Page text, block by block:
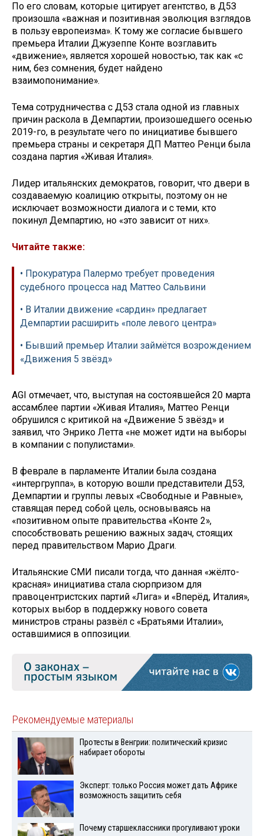
По его словам, которые цитирует агентство, в Д5З
произошла «важная и позитивная эволюция взглядов
в пользу европеизма». К тому же согласие бывшего
премьера Италии Джузеппе Конте возглавить
«движение», является хорошей новостью, так как «с
ним, без сомнения, будет найдено
взаимопонимание».
Тема сотрудничества с Д5З стала одной из главных
причин раскола в Демпартии, произошедшего осенью
2019-го, в результате чего по инициативе бывшего
премьера страны и секретаря ДП Маттео Ренци была
создана партия «Живая Италия».
Лидер итальянских демократов, говорит, что двери в
создаваемую коалицию открыты, поэтому он не
исключает возможности диалога и с теми, кто
покинул Демпартию, но «это зависит от них».
Читайте также:
• Прокуратура Палермо требует проведения
судебного процесса над Маттео Сальвини
• В Италии движение «сардин» предлагает
Демпартии расширить «поле левого центра»
• Бывший премьер Италии займётся возрождением
«Движения 5 звёзд»
AGI отмечает, что, выступая на состоявшейся 20 марта
ассамблее партии «Живая Италия», Маттео Ренци
обрушился с критикой на «Движение 5 звёзд» и
заявил, что Энрико Летта «не может идти на выборы
в компании с популистами».
В феврале в парламенте Италии была создана
«интергруппа», в которую вошли представители Д5З,
Демпартии и группы левых «Свободные и Равные»,
ставящая перед собой цель, основываясь на
«позитивном опыте правительства «Конте 2»,
способствовать решению важных задач, стоящих
перед правительством Марио Драги.
Итальянские СМИ писали тогда, что данная «жёлто-
красная» инициатива стала сюрпризом для
правоцентристских партий «Лига» и «Вперёд, Италия»,
которых выбор в поддержку нового совета
министров страны развёл с «Братьями Италии»,
оставшимися в оппозиции.
Рекомендуемые материалы
Протесты в Венгрии: политический кризис
набирает обороты
Эксперт: только Россия может дать Африке
возможность защитить себя
Почему старшеклассники прогуливают уроки